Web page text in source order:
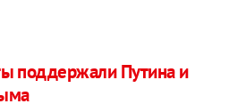
поддержали Путина и